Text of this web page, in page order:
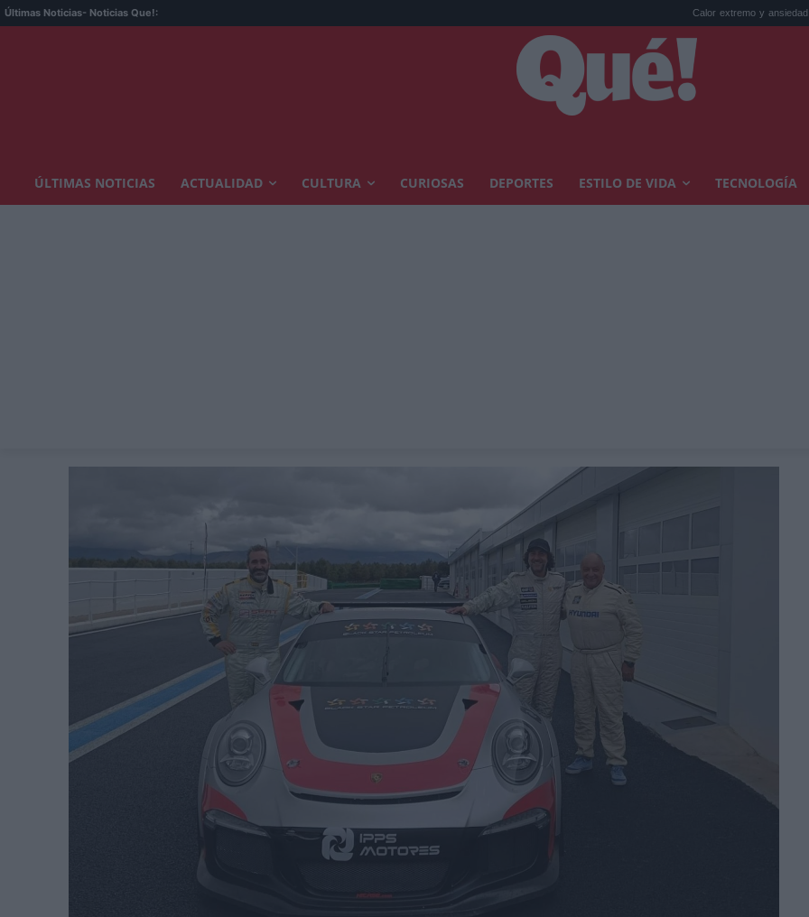
Últimas Noticias- Noticias Que!: Calor extremo y ansiedad: síntomas
ÚLTIMAS NOTICIAS ACTUALIDAD CULTURA CURIOSAS DEPORTES ESTILO DE VIDA TECNOLOGÍA